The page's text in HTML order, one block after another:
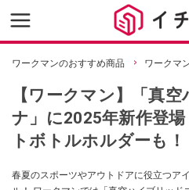
ワークマンのおすすめ商品 ワークマ
【ワークマン】「真
ナ」に2025年新作登
トボトルホルダーも！
春夏のスポーツやアウトドアに役立つア